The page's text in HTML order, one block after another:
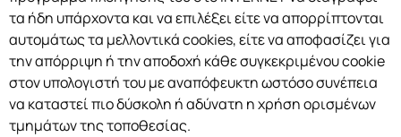
τα ήδη υπάρχοντα και να επιλέξει είτε να απορρίπτονται
αυτομάτως τα μελλοντικά cookies, είτε να αποφασίζει για
την απόρριψη ή την αποδοχή κάθε συγκεκριμένου cookie
στον υπολογιστή του με αναπόφευκτη ωστόσο συνέπεια
να καταστεί πιο δύσκολη ή αδύνατη η χρήση ορισμένων
τμημάτων της τοποθεσίας.